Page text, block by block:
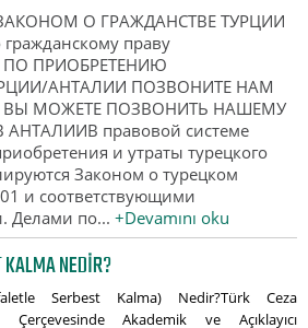
ЗАКОНОМ О ГРАЖДАНСТВЕ ТУРЦИИ
праву
ПО ПРИОБРЕТЕНИЮ
АНТАЛИИ ПОЗВОНИТЕ НАМ
ВЫ МОЖЕТЕ ПОЗВОНИТЬ НАШЕМУ
правовой системе
и утраты турецкого
Законом о турецком
и соответствующими
Делами по...+Devamını oku
NEDIR?
Serbest Kalma) Nedir?Türk Ceza
Çerçevesinde Akademik ve Açıklayıcı